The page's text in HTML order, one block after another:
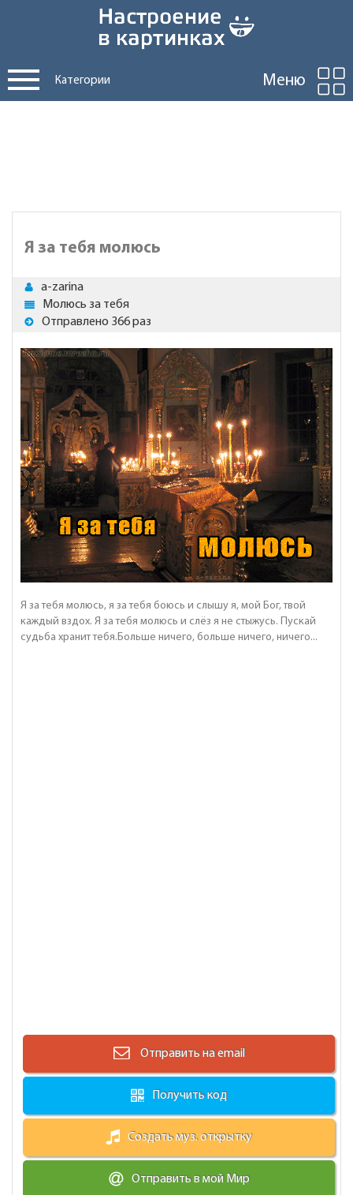
Категории Меню
Я за тебя молюсь
a-zarina
Молюсь за тебя
Отправлено 366 раз
Я за тебя молюсь, я за тебя боюсь и слышу я, мой Бог, твой
каждый вздох. Я за тебя молюсь и слёз я не стыжусь. Пускай
судьба хранит тебя.Больше ничего, больше ничего, ничего...
Отправить на email
Получить код
Создать муз. открытку
Отправить в мой Мир